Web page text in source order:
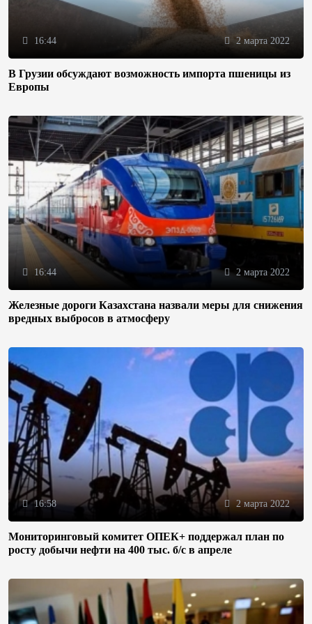
16:44 2 марта 2022
В Грузии обсуждают возможность импорта пшеницы из
Европы
16:44 2 марта 2022
Железные дороги Казахстана назвали меры для снижения
вредных выбросов в атмосферу
16:58 2 марта 2022
Мониторинговый комитет ОПЕК+ поддержал план по
росту добычи нефти на 400 тыс. б/с в апреле